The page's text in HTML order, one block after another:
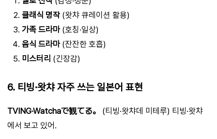
클래식 명작 (왓챠 큐레이션 활용)
가족 드라마(호칭·일상)
음식 드라마(잔잔한 호흡)
미스터리 (긴장감)
6. 티빙·왓챠 자주 쓰는 일본어 표현
TVING·Watchaで観てる。
(티빙·왓챠데 미테루) 티빙·왓챠
에서 보고 있어.